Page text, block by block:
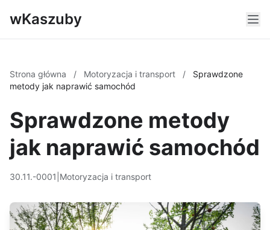
wKaszuby
Strona główna / Motoryzacja i transport /
Sprawdzone
metody jak naprawić samochód
Sprawdzone metody
jak naprawić samochód
30.11.-0001 Motoryzacja i transport